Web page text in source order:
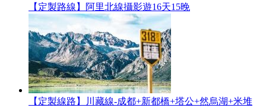
【定製路線】阿里北線攝影遊16天15晚
【定製線路】川藏線-成都+新都橋+塔公+然烏湖+米堆